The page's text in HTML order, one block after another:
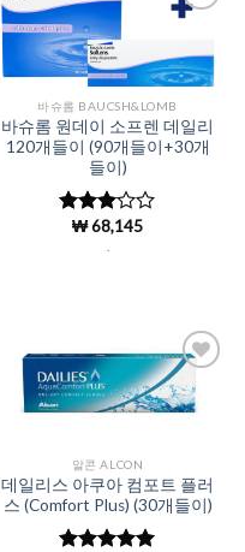
바슈롬 BAUCSH&LOMB
바슈롬 원데이 소프렌 데일리
120개들이 (90개들이+30개
들이)
5 중에
로
₩68,145
Add to
Wishlist
알콘 ALCON
데일리스 아쿠아 컴포트 플러
스 (Comfort Plus) (30개들이)